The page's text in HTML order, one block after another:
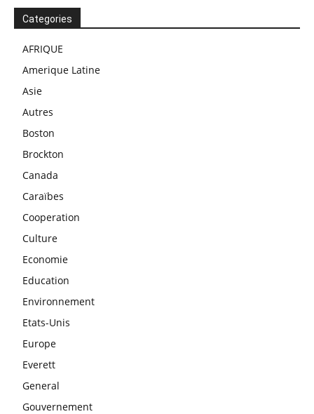
Categories
AFRIQUE
Amerique Latine
Asie
Autres
Boston
Brockton
Canada
Caraïbes
Cooperation
Culture
Economie
Education
Environnement
Etats-Unis
Europe
Everett
General
Gouvernement